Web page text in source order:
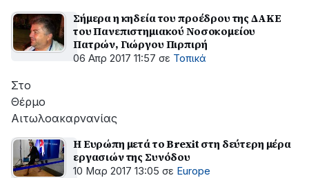
Σήμερα η κηδεία του προέδρου της ΔΑΚΕ
του Πανεπιστημιακού Νοσοκομείου
Πατρών, Γιώργου Πιρπιρή
06 Απρ 2017 11:57 σε Τοπικά
Στο
Θέρμο
Αιτωλοακαρνανίας
Η Ευρώπη μετά το Brexit στη δεύτερη μέρα
εργασιών της Συνόδου
10 Μαρ 2017 13:05 σε Europe